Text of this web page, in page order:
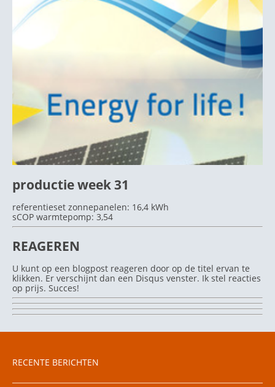
productie week 31
referentieset zonnepanelen: 16,4 kWh
sCOP warmtepomp: 3,54
REAGEREN
U kunt op een blogpost reageren door op de titel ervan te
klikken. Er verschijnt dan een Disqus venster. Ik stel reacties
op prijs. Succes!
RECENTE BERICHTEN